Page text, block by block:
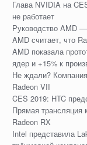
Глава NVIDIA на
не работает
Руководство AMD
AMD считает, что
AMD показала
ядер и +15% к
Не ждали?
Radeon VII
CES 2019: HTC
Прямая трансляция
Radeon RX
Intel представила